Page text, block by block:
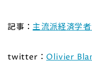
記事：主流派経済学
twitter： Olivier